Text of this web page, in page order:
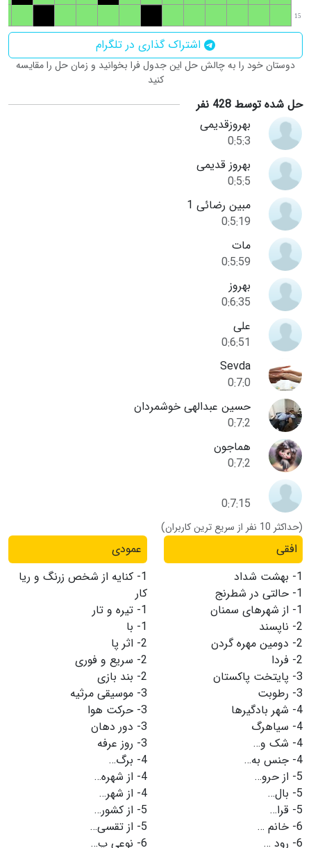
15
اشتراک گذاری در تلگرام
دوستان خود را به چالش حل این جدول فرا بخوانید و زمان حل را مقایسه
کنید
حل شده توسط 428 نفر
بهروزقدیمی
0:5:3
بهروز قدیمی
0:5:5
مبین رضائی 1
0:5:19
مات
0:5:59
بهروز
0:6:35
علی
0:6:51
Sevda
0:7:0
حسین عبدالهی خوشمردان
0:7:2
هماجون
0:7:2
0:7:15
(حداکثر 10 نفر از سریع ترین کاربران)
افقی
1- بهشت شداد
1- حالتی در شطرنج
1- از شهرهای سمنان
2- ناپسند
2- دومین مهره گردن
2- فردا
3- پایتخت پاکستان
3- رطوبت
4- شهر بادگیرها
4- سیاهرگ
4- شک و…
4- جنس به…
5- از حرو…
5- بال…
5- قرا…
6- خانم …
6- رود …
عمودی
1- کنایه از شخص زرنگ و ریا
کار
1- تیره و تار
1- با
2- اثر پا
2- سریع و فوری
2- بند بازی
3- موسیقی مرثیه
3- حرکت هوا
3- دور دهان
3- روز عرفه
4- برگ…
4- از شهره…
4- از شهر…
5- از کشور…
5- از تقسی…
6- نوعی پ…